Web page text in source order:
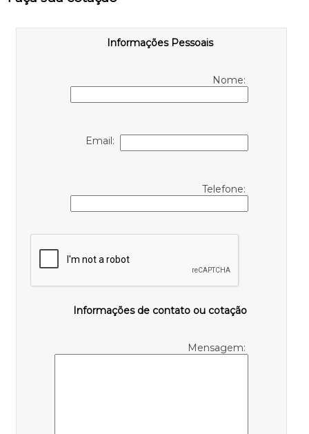
Informações Pessoais
Nome:
Email:
Telefone:
Informações de contato ou cotação
Mensagem: